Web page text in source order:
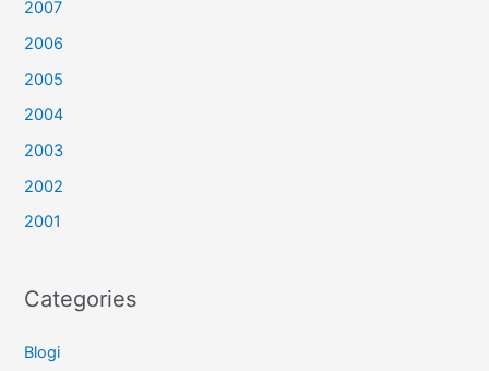
2007
2006
2005
2004
2003
2002
2001
Categories
Blogi